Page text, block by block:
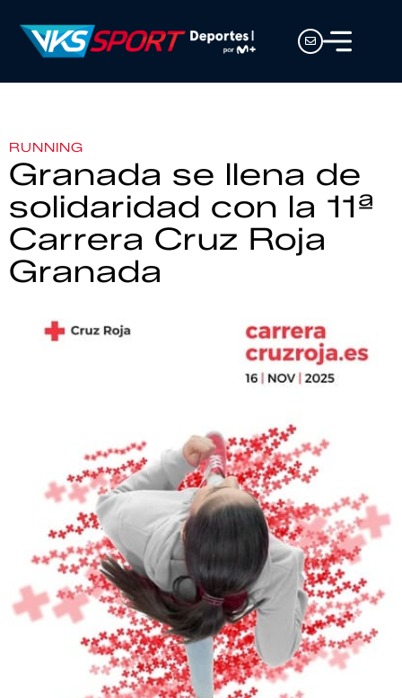
RUNNING
Granada se llena de
solidaridad con la 11ª
Carrera Cruz Roja
Granada